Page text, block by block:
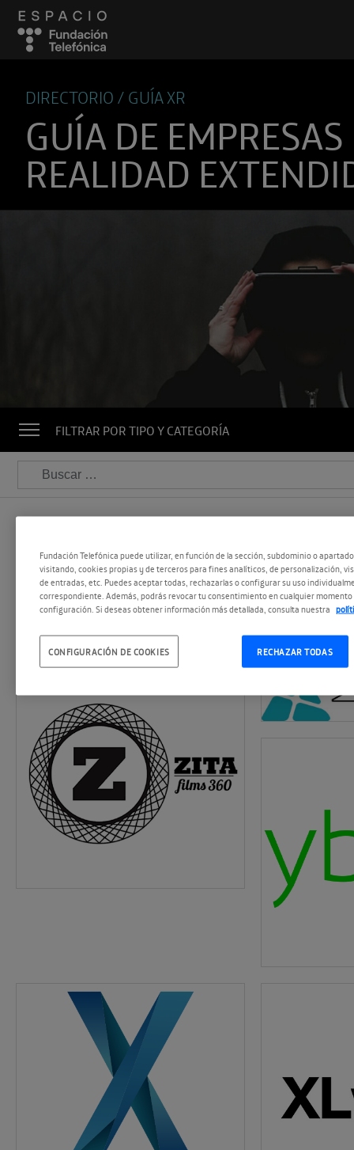
DIRECTORIO / GUÍA XR
GUÍA DE
REALIDAD
FILTRAR POR TIPO Y CATEGORÍA
LISTADO DE EMPRESAS
Fundación Telefónica puede utilizar, en función de la sección, subdominio o
visitando, cookies propias y de terceros para fines analíticos, de personalización,
de entradas, etc. Puedes aceptar todas, rechazarlas o configurar su uso
correspondiente. Además, podrás revocar tu consentimiento en cualquier momento
configuración. Si deseas obtener información más detallada, consulta nuestra
RECHAZAR TODAS
CONFIGURACIÓN DE COOKIES